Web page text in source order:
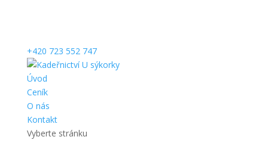
+420 723 552 747
Úvod
Ceník
O nás
Kontakt
Vyberte stránku